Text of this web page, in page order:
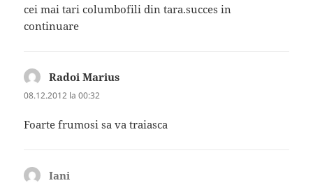
cei mai tari columbofili din tara.succes in
continuare
Radoi Marius
08.12.2012 la 00:32
Foarte frumosi sa va traiasca
Iani